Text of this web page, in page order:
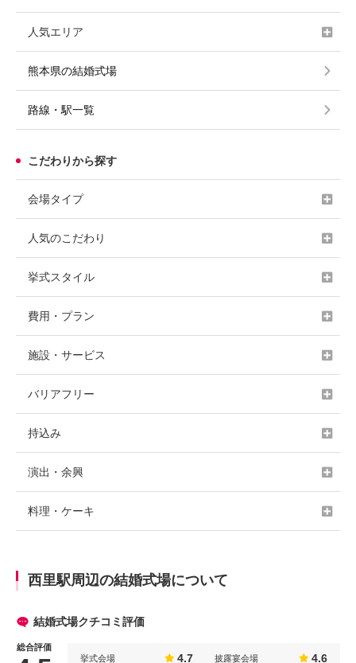
人気エリア
熊本県の結婚式場
路線・駅一覧
こだわりから探す
会場タイプ
人気のこだわり
挙式スタイル
費用・プラン
施設・サービス
バリアフリー
持込み
演出・余興
料理・ケーキ
西里駅周辺の結婚式場について
結婚式場クチコミ評価
総合評価
挙式会場 4.7 披露宴会場 4.6